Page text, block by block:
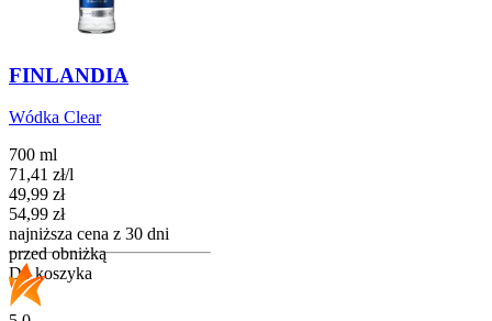
FINLANDIA
Wódka Clear
700 ml
71,41 zł/l
Cena promocyjna
49,99 zł
54,99 zł
najniższa cena z 30 dni
przed obniżką
Do koszyka